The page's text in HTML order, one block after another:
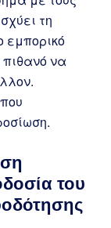
τη
εμπορικό
να
του